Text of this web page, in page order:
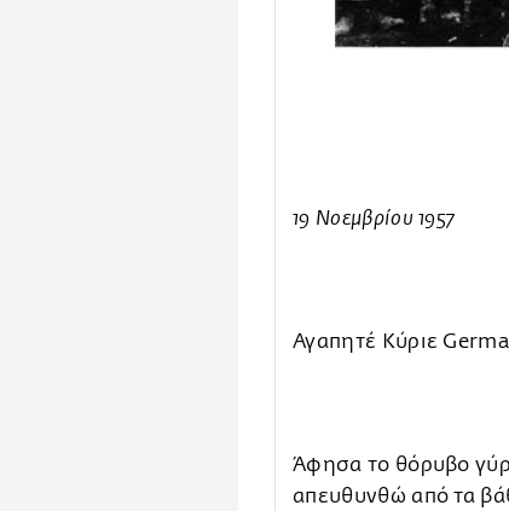
19 Νοεμβρίου 1957
Αγαπητέ Κύριε
Άφησα το θόρυβο
απευθυνθώ από τα